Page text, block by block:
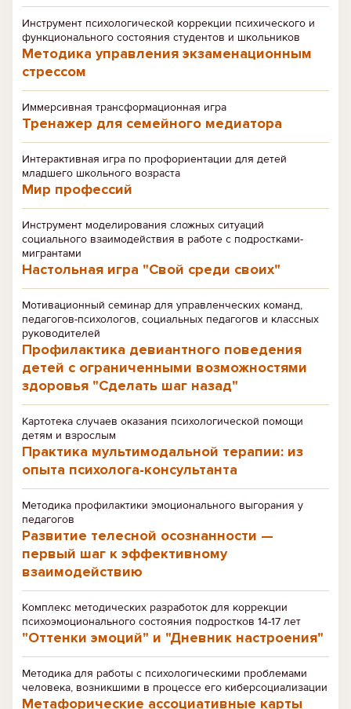
Инструмент психологической коррекции психического и
функционального состояния студентов и школьников
Методика управления экзаменационным
стрессом
Иммерсивная трансформационная игра
Тренажер для семейного медиатора
Интерактивная игра по профориентации для детей
младшего школьного возраста
Мир профессий
Инструмент моделирования сложных ситуаций
социального взаимодействия в работе с подростками-
мигрантами
Настольная игра "Свой среди своих"
Мотивационный семинар для управленческих команд,
педагогов-психологов, социальных педагогов и классных
руководителей
Профилактика девиантного поведения
детей с ограниченными возможностями
здоровья "Сделать шаг назад"
Картотека случаев оказания психологической помощи
детям и взрослым
Практика мультимодальной терапии: из
опыта психолога-консультанта
Методика профилактики эмоционального выгорания у
педагогов
Развитие телесной осознанности —
первый шаг к эффективному
взаимодействию
Комплекс методических разработок для коррекции
психоэмоционального состояния подростков 14-17 лет
"Оттенки эмоций" и "Дневник настроения"
Методика для работы с психологическими проблемами
человека, возникшими в процессе его киберсоциализации
Метафорические ассоциативные карты